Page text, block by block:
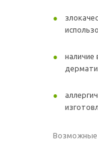
наличие
Возможные